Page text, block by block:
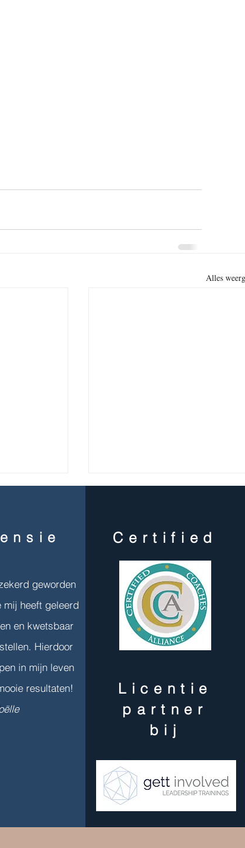
Alles
stap! geworden
mij heeft geleerd
en kwetsbaar
Hierdoor
in mijn leven
resultaten!
Certified
Licentie
partner
bij